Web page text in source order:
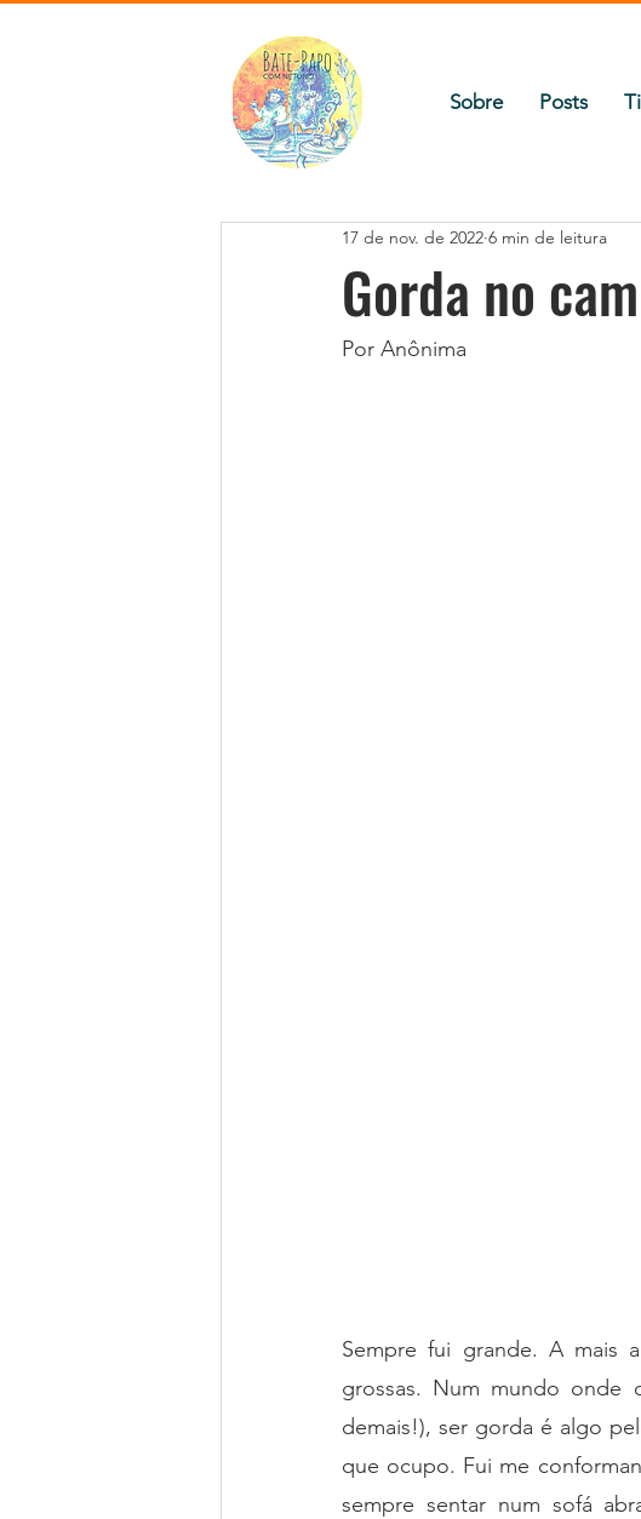
Sobre Posts
Gorda no
17 de nov. de 2022 6 min de leitura
Por Anônima
Sempre fui grande. A mais
grossas. Num mundo onde
demais!), ser gorda é algo
que ocupo. Fui me
sempre sentar num sofá